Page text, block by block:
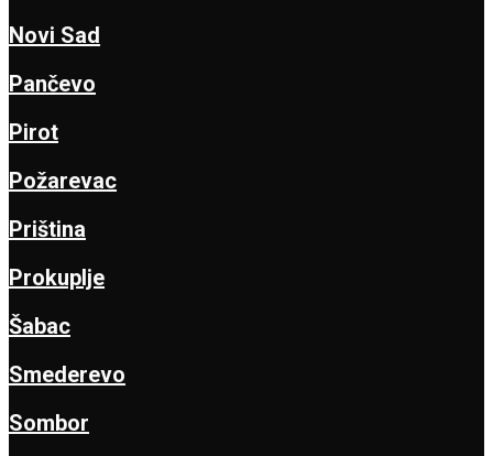
Novi Sad
Pančevo
Pirot
Požarevac
Priština
Prokuplje
Šabac
Smederevo
Sombor